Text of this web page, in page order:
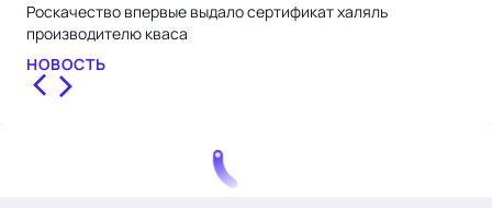
Роскачество впервые выдало сертификат халяль
производителю кваса
НОВОСТЬ